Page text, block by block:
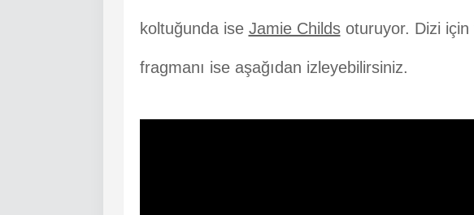
koltuğunda ise Jamie Childsoturuyor. Dizi için
fragmanı ise aşağıdan izleyebilirsiniz.